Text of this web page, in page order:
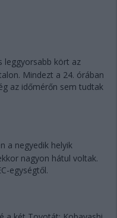
leggyorsabb kört az
Mindezt a 24. órában
az időmérőn sem tudtak
a negyedik helyik
nagyon hátul voltak.
egységtől.